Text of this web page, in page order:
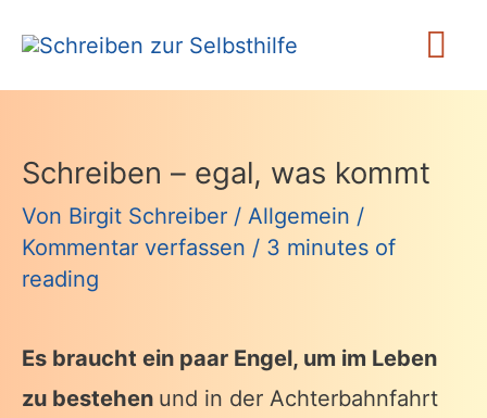
Inhalt
springen
Schreiben – egal, was kommt
Von Birgit Schreiber / Allgemein /
Kommentar verfassen / 3 minutes of
reading
Es braucht ein paar Engel, um im Leben
zu bestehen und in der Achterbahnfahrt